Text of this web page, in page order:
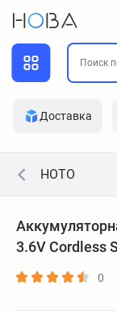
Доставка
HOTO
3.6V Cordless
0